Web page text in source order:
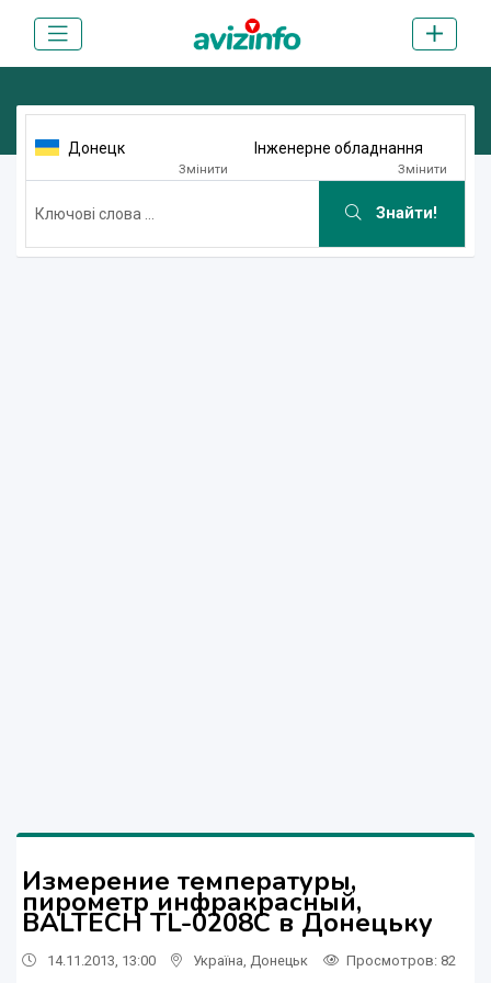
Донецк
Змінити
Інженерне обладнання
Змінити
Знайти!
Измерение температуры,
пирометр инфракрасный,
BALTECH TL-0208C в Донецьку
14.11.2013, 13:00 Україна Донецьк Просмотров: 82